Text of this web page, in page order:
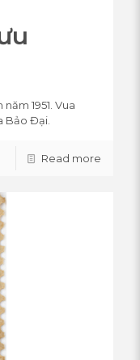
1951. Vua
Bảo Đại.
Read more